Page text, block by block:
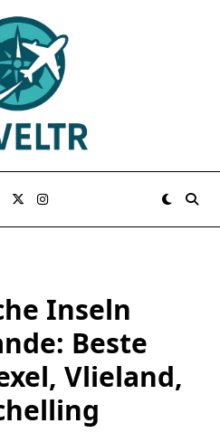
Inseln
Beste
Vlieland,